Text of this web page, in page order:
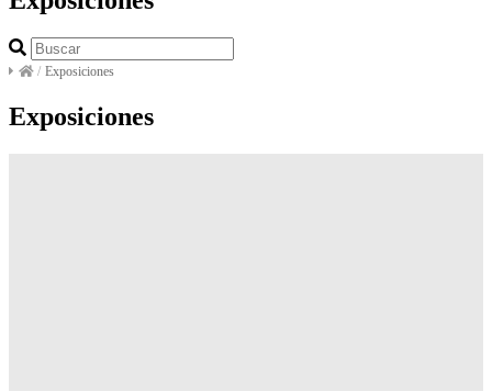
/ Exposiciones
Exposiciones